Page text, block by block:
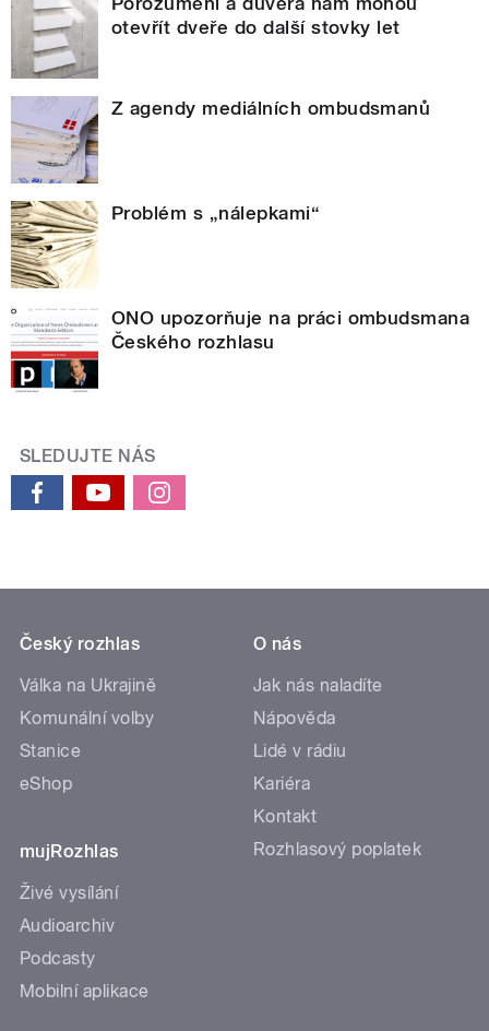
otevřít dveře do další stovky let
Z agendy mediálních ombudsmanů
Problém s „nálepkami“
ONO upozorňuje na práci ombudsmana
Českého rozhlasu
SLEDUJTE NÁS
Český rozhlas
Válka na Ukrajině
Komunální volby
Stanice
eShop
mujRozhlas
Živé vysílání
Audioarchiv
Podcasty
Mobilní aplikace
O nás
Jak nás naladíte
Nápověda
Lidé v rádiu
Kariéra
Kontakt
Rozhlasový poplatek